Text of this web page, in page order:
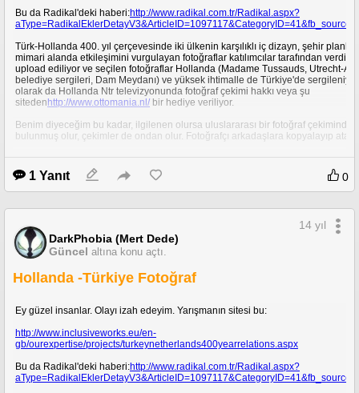
Bu da Radikal'deki haberi:http://www.radikal.com.tr/Radikal.aspx?
Türk-Hollanda 400. yıl çerçevesinde iki ülkenin karşılıklı iç dizayn, şehir
mimari alanda etkileşimini vurgulayan fotoğraflar katılımcılar tarafından
upload ediliyor ve seçilen fotoğraflar Hollanda (Madame Tussauds, Utrecht-
belediye sergileri, Dam Meydanı) ve yüksek ihtimalle de Türkiye'de
olarak da Hollanda Ntr televizyonunda fotoğraf çekimi hakkı veya şu
sitedenhttp://www.ottomania.nl/ bir hediye veriliyor.
Benim diyeceğim bu kadar, ilgilenen olursa uluslararası bir fotoğraf çekiminde
bulunmuş olur, çekimler de ondan olur. Fotoğrafçı arkadaşlara kopyalayıp
İyi günler.
1 Yanıt 0
DarkPhobia (Mert Dede)
Güncel altına konu açtı.
14 yıl
Hollanda -Türkiye Fotoğraf
Ey güzel insanlar. Olayı izah edeyim. Yarışmanın sitesi bu:
http://www.inclusiveworks.eu/en-
gb/ourexpertise/projects/turkeynetherlands400yearrelations.aspx
Bu da Radikal'deki haberi:http://www.radikal.com.tr/Radikal.aspx?